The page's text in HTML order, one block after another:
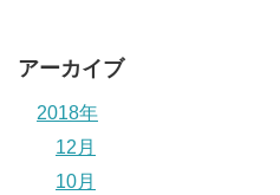
アーカイブ
2018年
12月
10月